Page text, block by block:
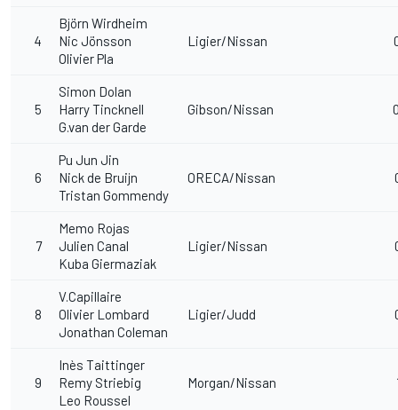
4
Björn Wirdheim
Nic Jönsson
Olivier Pla
Ligier/Nissan
5
Simon Dolan
Harry Tincknell
G.van der Garde
Gibson/Nissan
6
Pu Jun Jin
Nick de Bruijn
Tristan Gommendy
ORECA/Nissan
7
Memo Rojas
Julien Canal
Kuba Giermaziak
Ligier/Nissan
8
V.Capillaire
Olivier Lombard
Jonathan Coleman
Ligier/Judd
9
Inès Taittinger
Remy Striebig
Leo Roussel
Morgan/Nissan